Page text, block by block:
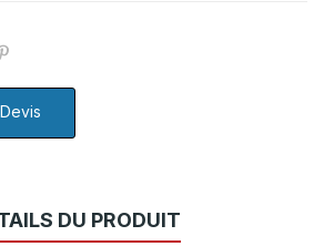
DU PRODUIT